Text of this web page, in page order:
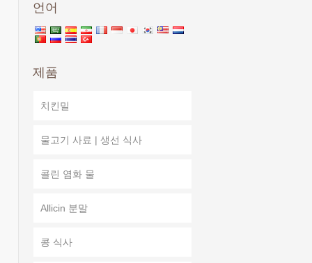
언어
제품
치킨밀
물고기 사료 | 생선 식사
콜린 염화 물
Allicin 분말
콩 식사